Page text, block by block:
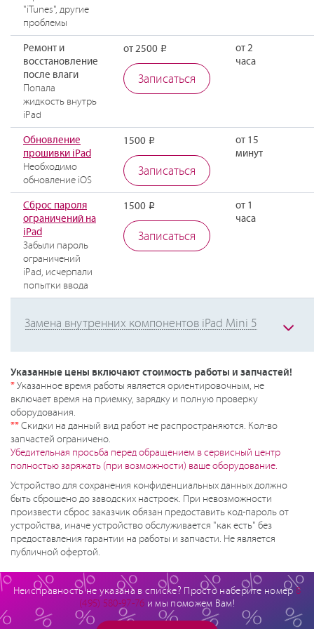
"iTunes", другие
проблемы
Ремонт и
восстановление
после влаги
Попала
жидкость внутрь
iPad
от 2500 Р
Записаться
от 2
часа
Обновление
прошивки iPad
Необходимо
обновление iOS
1500 Р
Записаться
от 15
минут
Сброс пароля
ограничений на
iPad
Забыли пароль
ограничений
iPad, исчерпали
попытки ввода
1500 Р
Записаться
от 1
часа
Замена внутренних компонентов iPad Mini 5
Указанные цены включают стоимость работы и запчастей!
*Указанное время работы является ориентировочным, не
включает время на приемку, зарядку и полную проверку
оборудования.
**Скидки на данный вид работ не распространяются. Кол-во
запчастей ограничено.
Убедительная просьба перед обращением в сервисный центр
полностью заряжать (при возможности) ваше оборудование.
Устройство для сохранения конфиденциальных данных должно
быть сброшено до заводских настроек. При невозможности
произвести сброс заказчик обязан предоставить код-пароль от
устройства, иначе устройство обслуживается "как есть" без
предоставления гарантии на работы и запчасти. Не является
публичной офертой.
Неисправность не указана в списке? Просто наберите номер 8
(495) 580-97-76 и мы поможем Вам!